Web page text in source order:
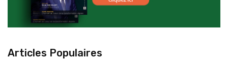
Articles Populaires